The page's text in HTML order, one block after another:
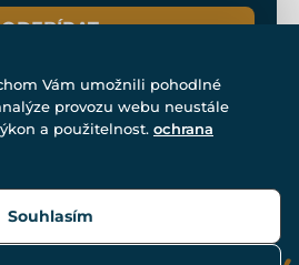
ODEBÍRAT
www.drakkaria.cz 2007-2026.
Vám umožnili pohodlné
provozu webu neustále
a použitelnost. ochrana
Souhlasím